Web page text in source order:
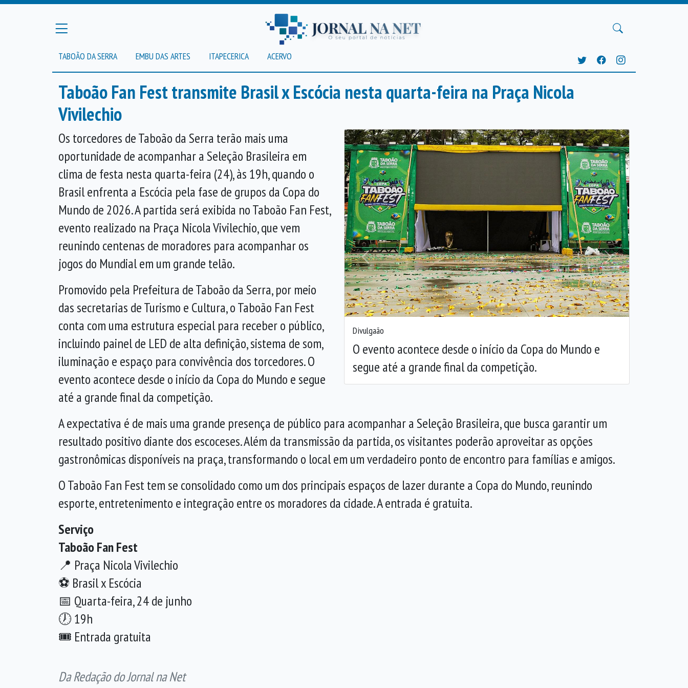
TABOÃO DA SERRA EMBU DAS ARTES ITAPECERICA ACERVO
Taboão Fan Fest transmite Brasil x Escócia nesta quarta-feira na Praça Nicola
Vivilechio
Divulgaão
O evento acontece desde o início da Copa do Mundo e
segue até a grande final da competição.
Anterior Próxima
Os torcedores de Taboão da Serra terão mais uma
oportunidade de acompanhar a Seleção Brasileira em
clima de festa nesta quarta-feira (24), às 19h, quando o
Brasil enfrenta a Escócia pela fase de grupos da Copa do
Mundo de 2026. A partida será exibida no Taboão Fan Fest,
evento realizado na Praça Nicola Vivilechio, que vem
reunindo centenas de moradores para acompanhar os
jogos do Mundial em um grande telão.
Promovido pela Prefeitura de Taboão da Serra, por meio
das secretarias de Turismo e Cultura, o Taboão Fan Fest
conta com uma estrutura especial para receber o público,
incluindo painel de LED de alta definição, sistema de som,
iluminação e espaço para convivência dos torcedores. O
evento acontece desde o início da Copa do Mundo e segue
até a grande final da competição.
A expectativa é de mais uma grande presença de público para acompanhar a Seleção Brasileira, que busca garantir um
resultado positivo diante dos escoceses. Além da transmissão da partida, os visitantes poderão aproveitar as opções
gastronômicas disponíveis na praça, transformando o local em um verdadeiro ponto de encontro para famílias e amigos.
O Taboão Fan Fest tem se consolidado como um dos principais espaços de lazer durante a Copa do Mundo, reunindo
esporte, entretenimento e integração entre os moradores da cidade. A entrada é gratuita.
Serviço
Taboão Fan Fest
📍 Praça Nicola Vivilechio
⚽ Brasil x Escócia
📅 Quarta-feira, 24 de junho
🕖 19h
🎟️ Entrada gratuita
Da Redação do Jornal na Net